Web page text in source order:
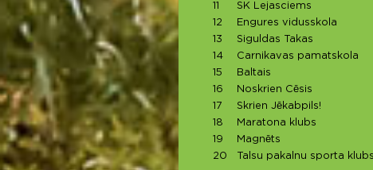
11
SK Lejasciems
12
Engures vidusskola
13
Siguldas Takas
14
Carnikavas pamatskola
15
Baltais
16
Noskrien Cēsis
17
Skrien Jēkabpils!
18
Maratona klubs
19
Magnēts
20
Talsu pakalnu sporta klubs